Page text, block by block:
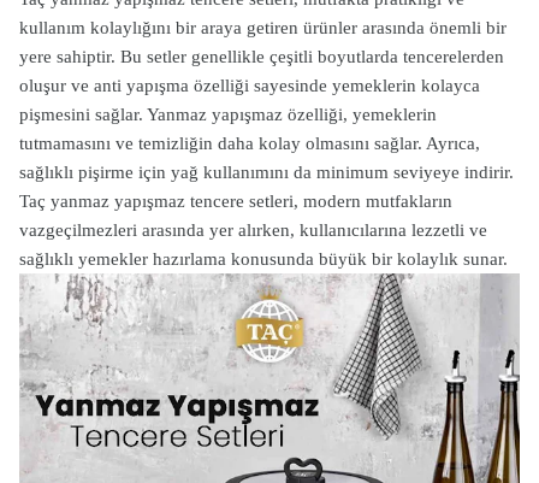
kullanım kolaylığını bir araya getiren ürünler arasında önemli bir
yere sahiptir. Bu setler genellikle çeşitli boyutlarda tencerelerden
oluşur ve anti yapışma özelliği sayesinde yemeklerin kolayca
pişmesini sağlar. Yanmaz yapışmaz özelliği, yemeklerin
tutmamasını ve temizliğin daha kolay olmasını sağlar. Ayrıca,
sağlıklı pişirme için yağ kullanımını da minimum seviyeye indirir.
Taç yanmaz yapışmaz tencere setleri, modern mutfakların
vazgeçilmezleri arasında yer alırken, kullanıcılarına lezzetli ve
sağlıklı yemekler hazırlama konusunda büyük bir kolaylık sunar.